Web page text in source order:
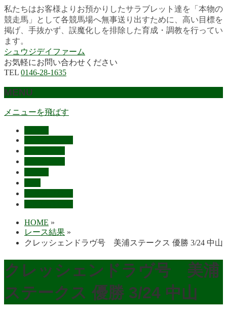
私たちはお客様よりお預かりしたサラブレット達を「本物の
競走馬」として各競馬場へ無事送り出すために、高い目標を
掲げ、手抜かず、誤魔化しを排除した育成・調教を行ってい
ます。
シュウジデイファーム
お気軽にお問い合わせください
TEL 0146-28-1635
MENU
メニューを飛ばす
HOME »
レース結果 »
クレッシェンドラヴ号 美浦ステークス 優勝 3/24 中山
クレッシェンドラヴ号 美浦
ステークス 優勝 3/24 中山